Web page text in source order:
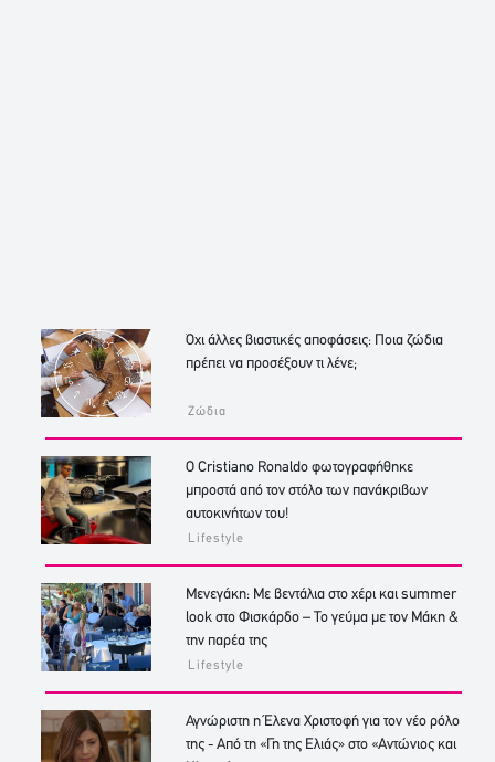
Όχι άλλες βιαστικές αποφάσεις: Ποια ζώδια
πρέπει να προσέξουν τι λένε;
Ζώδια
Ο Cristiano Ronaldo φωτογραφήθηκε
μπροστά από τον στόλο των πανάκριβων
αυτοκινήτων του!
Lifestyle
Μενεγάκη: Με βεντάλια στο χέρι και summer
look στο Φισκάρδο – Το γεύμα με τον Μάκη &
την παρέα της
Lifestyle
Αγνώριστη η Έλενα Χριστοφή για τον νέο ρόλο
της - Από τη «Γη της Ελιάς» στο «Αντώνιος και